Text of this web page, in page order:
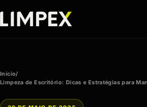
Início/
Limpeza de Escritório: Dicas e Estratégias para